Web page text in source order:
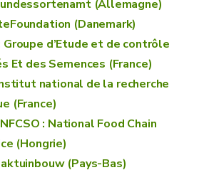
(Allemagne)
(Danemark)
: Groupe d’Etude et de contrôle
Et des Semences (France)
national de la recherche
(France)
: National Food Chain
(Hongrie)
(Pays-Bas)